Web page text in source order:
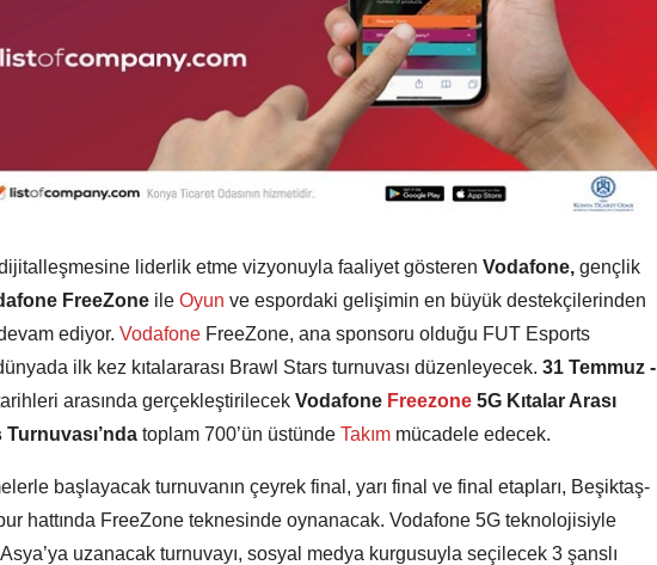
liderlik etme vizyonuyla faaliyet gösteren Vodafone, gençlik
FreeZone ile Oyun ve espordaki gelişimin en büyük destekçilerinden
ediyor. Vodafone FreeZone, ana sponsoru olduğu FUT Esports
ilk kez kıtalararası Brawl Stars turnuvası düzenleyecek. 31 Temmuz -
arasında gerçekleştirilecek Vodafone Freezone 5G Kıtalar Arası
toplam 700’ün üstünde Takım mücadele edecek.
başlayacak turnuvanın çeyrek final, yarı final ve final etapları, Beşiktaş-
hattında FreeZone teknesinde oynanacak. Vodafone 5G teknolojisiyle
uzanacak turnuvayı, sosyal medya kurgusuyla seçilecek 3 şanslı